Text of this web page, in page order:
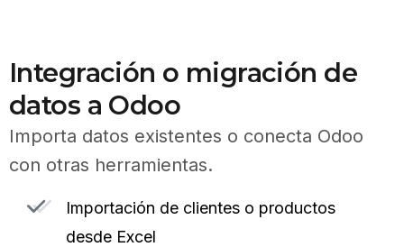
Integración o migración de
datos a Odoo
Importa datos existentes o conecta Odoo
con otras herramientas.
Importación de clientes o productos
desde Excel